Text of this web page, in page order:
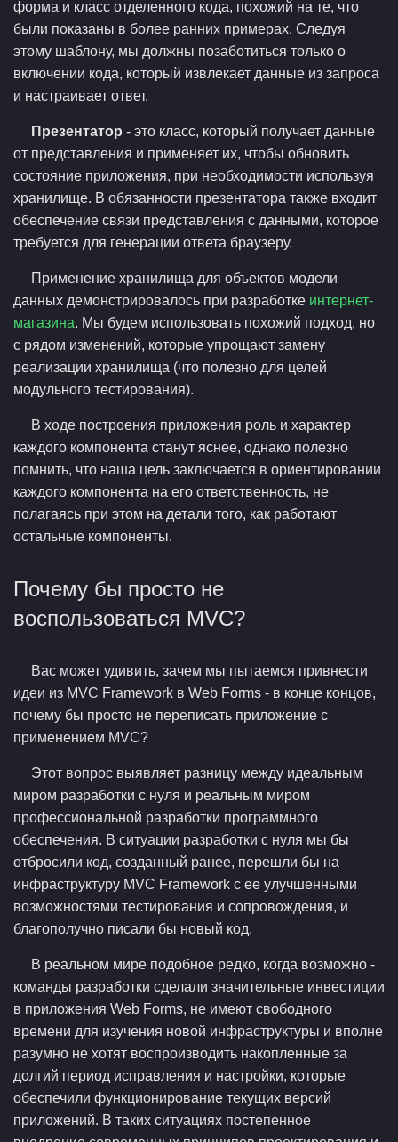
форма и класс отделенного кода, похожий на те, что
были показаны в более ранних примерах. Следуя
этому шаблону, мы должны позаботиться только о
включении кода, который извлекает данные из запроса
и настраивает ответ.
Презентатор - это класс, который получает данные
от представления и применяет их, чтобы обновить
состояние приложения, при необходимости используя
хранилище. В обязанности презентатора также входит
обеспечение связи представления с данными, которое
требуется для генерации ответа браузеру.
Применение хранилища для объектов модели
данных демонстрировалось при разработке интернет-
магазина. Мы будем использовать похожий подход, но
с рядом изменений, которые упрощают замену
реализации хранилища (что полезно для целей
модульного тестирования).
В ходе построения приложения роль и характер
каждого компонента станут яснее, однако полезно
помнить, что наша цель заключается в ориентировании
каждого компонента на его ответственность, не
полагаясь при этом на детали того, как работают
остальные компоненты.
Почему бы просто не
воспользоваться MVC?
Вас может удивить, зачем мы пытаемся привнести
идеи из MVC Framework в Web Forms - в конце концов,
почему бы просто не переписать приложение с
применением MVC?
Этот вопрос выявляет разницу между идеальным
миром разработки с нуля и реальным миром
профессиональной разработки программного
обеспечения. В ситуации разработки с нуля мы бы
отбросили код, созданный ранее, перешли бы на
инфраструктуру MVC Framework с ее улучшенными
возможностями тестирования и сопровождения, и
благополучно писали бы новый код.
В реальном мире подобное редко, когда возможно -
команды разработки сделали значительные инвестиции
в приложения Web Forms, не имеют свободного
времени для изучения новой инфраструктуры и вполне
разумно не хотят воспроизводить накопленные за
долгий период исправления и настройки, которые
обеспечили функционирование текущих версий
приложений. В таких ситуациях постепенное